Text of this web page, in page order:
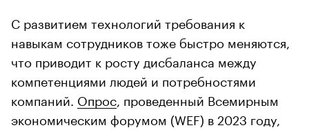
С развитием технологий требования к
навыкам сотрудников тоже быстро меняются,
что приводит к росту дисбаланса между
компетенциями людей и потребностями
компаний. Опрос , проведенный Всемирным
экономическим форумом (WEF) в 2023 году,